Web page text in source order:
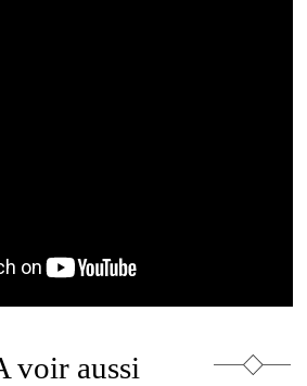
voir aussi